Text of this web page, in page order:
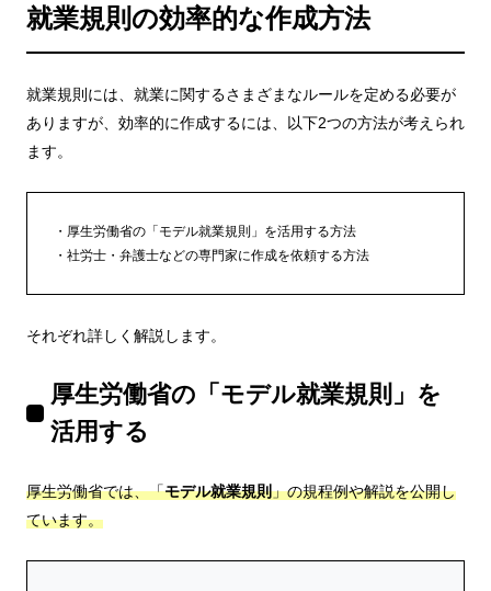
就業規則の効率的な作成方法
就業規則には、就業に関するさまざまなルールを定める必要が
ありますが、効率的に作成するには、以下2つの方法が考えられ
ます。
厚生労働省の「モデル就業規則」を活用する方法
社労士・弁護士などの専門家に作成を依頼する方法
それぞれ詳しく解説します。
厚生労働省の「モデル就業規則」を
活用する
厚生労働省では、「モデル就業規則」の規程例や解説を公開し
ています。